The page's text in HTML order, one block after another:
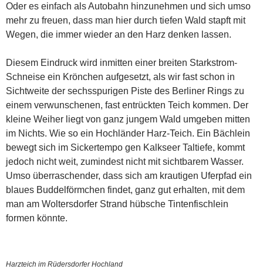
Oder es einfach als Autobahn hinzunehmen und sich umso
mehr zu freuen, dass man hier durch tiefen Wald stapft mit
Wegen, die immer wieder an den Harz denken lassen.
Diesem Eindruck wird inmitten einer breiten Starkstrom-
Schneise ein Krönchen aufgesetzt, als wir fast schon in
Sichtweite der sechsspurigen Piste des Berliner Rings zu
einem verwunschenen, fast entrückten Teich kommen. Der
kleine Weiher liegt von ganz jungem Wald umgeben mitten
im Nichts. Wie so ein Hochländer Harz-Teich. Ein Bächlein
bewegt sich im Sickertempo gen Kalkseer Taltiefe, kommt
jedoch nicht weit, zumindest nicht mit sichtbarem Wasser.
Umso überraschender, dass sich am krautigen Uferpfad ein
blaues Buddelförmchen findet, ganz gut erhalten, mit dem
man am Woltersdorfer Strand hübsche Tintenfischlein
formen könnte.
Harzteich im Rüdersdorfer Hochland